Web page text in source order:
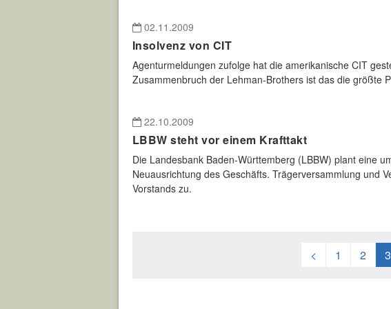
02.11.2009
Insolvenz von CIT
Agenturmeldungen zufolge hat die amerikanische CIT
Zusammenbruch der Lehman-Brothers ist das die größte
22.10.2009
LBBW steht vor einem Krafttakt
Die Landesbank Baden-Württemberg (LBBW) plant eine
Neuausrichtung des Geschäfts. Trägerversammlung und
Vorstands zu.
< 1 2 3